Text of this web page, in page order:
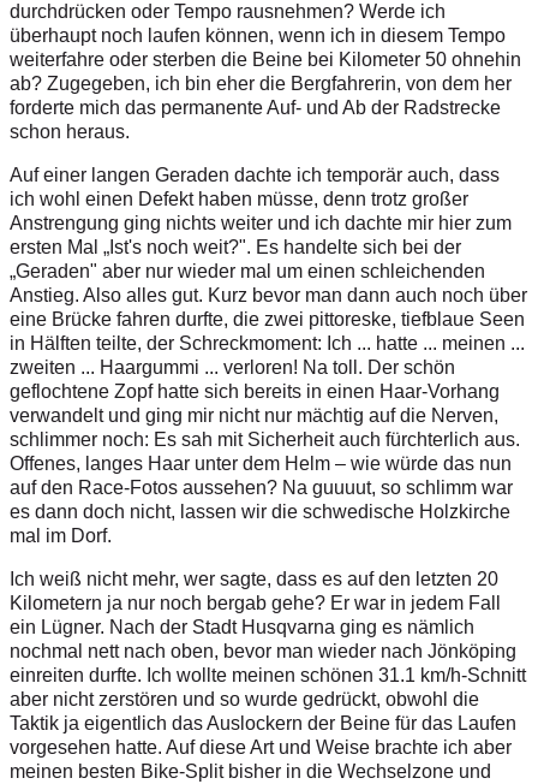
durchdrücken oder Tempo rausnehmen? Werde ich
überhaupt noch laufen können, wenn ich in diesem Tempo
weiterfahre oder sterben die Beine bei Kilometer 50 ohnehin
ab? Zugegeben, ich bin eher die Bergfahrerin, von dem her
forderte mich das permanente Auf- und Ab der Radstrecke
schon heraus.
Auf einer langen Geraden dachte ich temporär auch, dass
ich wohl einen Defekt haben müsse, denn trotz großer
Anstrengung ging nichts weiter und ich dachte mir hier zum
ersten Mal „Ist's noch weit?". Es handelte sich bei der
„Geraden" aber nur wieder mal um einen schleichenden
Anstieg. Also alles gut. Kurz bevor man dann auch noch über
eine Brücke fahren durfte, die zwei pittoreske, tiefblaue Seen
in Hälften teilte, der Schreckmoment: Ich ... hatte ... meinen ...
zweiten ... Haargummi ... verloren! Na toll. Der schön
geflochtene Zopf hatte sich bereits in einen Haar-Vorhang
verwandelt und ging mir nicht nur mächtig auf die Nerven,
schlimmer noch: Es sah mit Sicherheit auch fürchterlich aus.
Offenes, langes Haar unter dem Helm – wie würde das nun
auf den Race-Fotos aussehen? Na guuuut, so schlimm war
es dann doch nicht, lassen wir die schwedische Holzkirche
mal im Dorf.
Ich weiß nicht mehr, wer sagte, dass es auf den letzten 20
Kilometern ja nur noch bergab gehe? Er war in jedem Fall
ein Lügner. Nach der Stadt Husqvarna ging es nämlich
nochmal nett nach oben, bevor man wieder nach Jönköping
einreiten durfte. Ich wollte meinen schönen 31.1 km/h-Schnitt
aber nicht zerstören und so wurde gedrückt, obwohl die
Taktik ja eigentlich das Auslockern der Beine für das Laufen
vorgesehen hatte. Auf diese Art und Weise brachte ich aber
meinen besten Bike-Split bisher in die Wechselzone und